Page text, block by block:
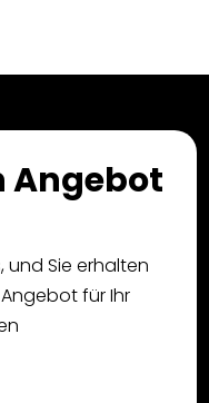
Angebot
und Sie erhalten
für Ihr